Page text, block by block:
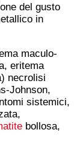
del gusto
in
maculo-
eritema
necrolisi
Johnson,
sistemici,
bollosa,